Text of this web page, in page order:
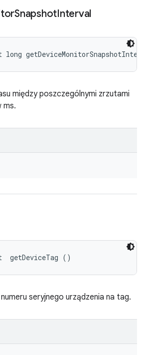
SnapshotInterval
między poszczególnymi zrzutami
ms.
getDeviceTag ()
seryjnego urządzenia na tag.